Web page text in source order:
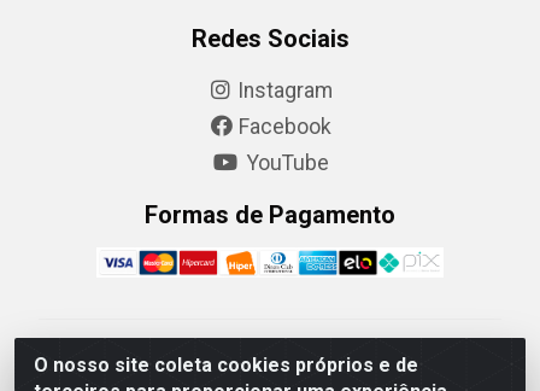
O nosso site coleta cookies próprios e de
Redes Sociais
Instagram
Facebook
YouTube
Formas de Pagamento
Camaquã Distribuidora Ltda - Avenida Conego Luiz W
Hanquet, 1001 - Parque Residencial do Arroio Duro,